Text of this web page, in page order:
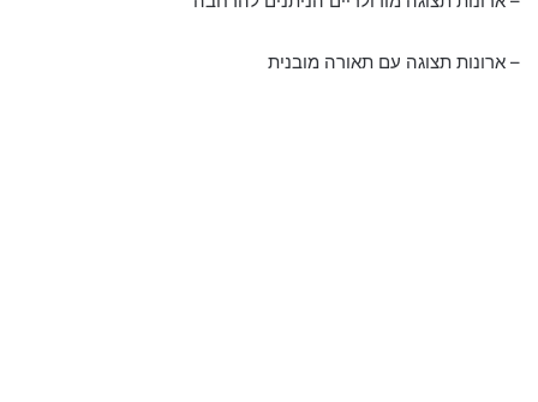
– ארונות תצוגה עם תאורה מובנית